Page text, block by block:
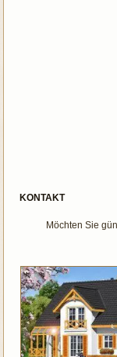
KONTAKT
Möchten Sie